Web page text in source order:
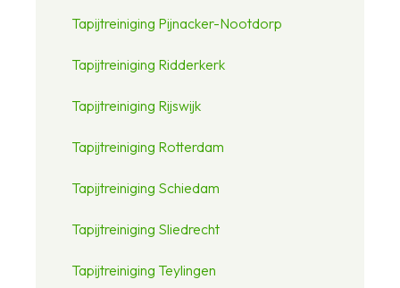
Tapijtreiniging Pijnacker-Nootdorp
Tapijtreiniging Ridderkerk
Tapijtreiniging Rijswijk
Tapijtreiniging Rotterdam
Tapijtreiniging Schiedam
Tapijtreiniging Sliedrecht
Tapijtreiniging Teylingen